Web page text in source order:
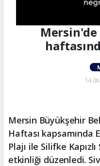
Mersin Büyükşehir
Haftası kapsamında
Plajı ile Silifke
etkinliği düzenledi.